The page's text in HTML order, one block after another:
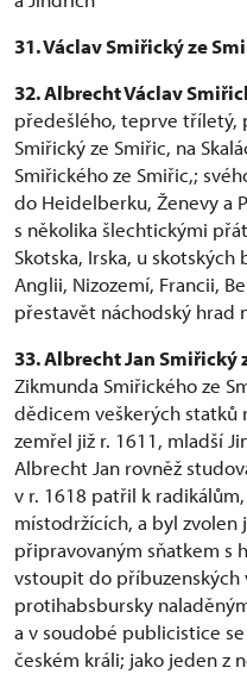
31. Václav Smiřický ze
32. Albrecht Václav
předešlého, teprve tříletý,
Smiřický ze Smiřic, na
Smiřického ze Smiřic,;
do Heidelberku, Ženevy a
s několika šlechtickými
Skotska, Irska, u
Anglii, Nizozemí, Francii,
přestavět náchodský hrad
33. Albrecht Jan Smiřický
Zikmunda Smiřického ze
dědicem veškerých statků
zemřel již r. 1611, mladší
Albrecht Jan rovněž
v r. 1618 patřil k
místodržících, a byl
připravovaným sňatkem s
vstoupit do příbuzenských
protihabsbursky
a v soudobé publicistice
českém králi; jako jeden z